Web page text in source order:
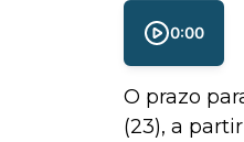
0:00
O prazo
(23), a